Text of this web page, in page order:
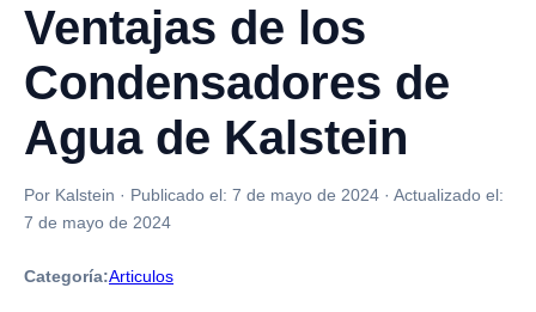
Ventajas de los
Condensadores de
Agua de Kalstein
Por Kalstein · Publicado el: 7 de mayo de 2024 · Actualizado el:
7 de mayo de 2024
Categoría:Articulos